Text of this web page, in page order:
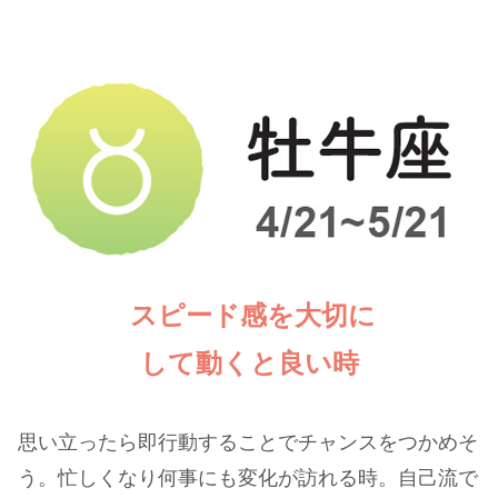
スピード感を大切に
して動くと良い時
思い立ったら即行動することでチャンスをつかめそ
う。忙しくなり何事にも変化が訪れる時。自己流で